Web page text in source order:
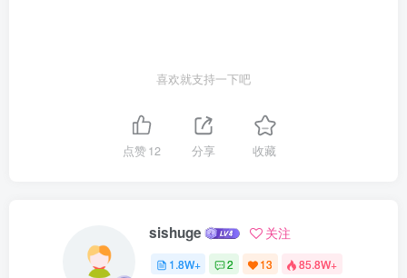
不是说《龙经》的九星龙法尽成了纯阴、纯阳不能结穴的假龙了。若
是杨公一脉的后辈，会写出如此自相矛盾的龙法吗？莫道凶龙不可
裁，也有凶龙起家国。盖缘未识间星龙，贪中有廉文有弼，武有破军
矛，辅弼不变蕉窝仰，变与不变宜精求。宗龙子按：这一篇文章本想
集百家之大成，将五星、杨公九星、摩公九星混合其中，反成百家之
喜欢就支持一下吧
点赞12 分享 收藏
sishuge 关注
1.8W+ 2 13 85.8W+